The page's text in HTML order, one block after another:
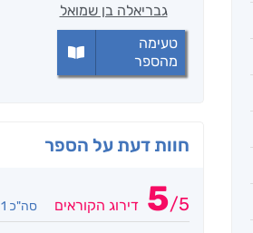
גבריאלה בן שמואל
טעימה
מהספר
חוות דעת על הספר
5/5 דירוג הקוראים סה"כ 1 חוות דעת